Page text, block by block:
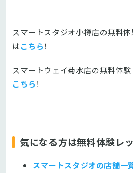
スマートスタジオ小樽店の無料
はこちら！
スマートウェイ菊水店の無料体
こちら ！
気になる方は無料体験レッ
スマートスタジオの店舗一